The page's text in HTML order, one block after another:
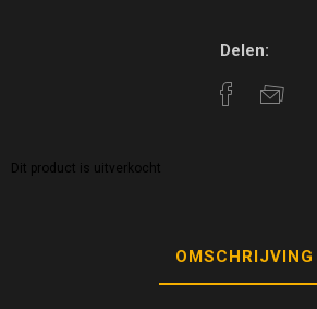
Delen:
Dit product is uitverkocht
OMSCHRIJVING